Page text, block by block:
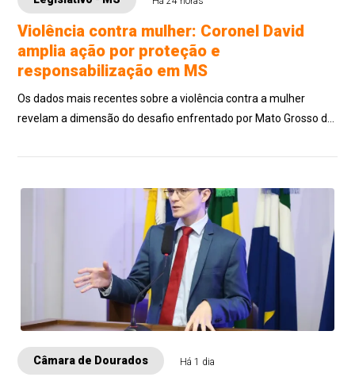
Violência contra mulher: Coronel David
amplia ação por proteção e
responsabilização em MS
Os dados mais recentes sobre a violência contra a mulher
revelam a dimensão do desafio enfrentado por Mato Grosso do
Câmara de Dourados Há 1 dia